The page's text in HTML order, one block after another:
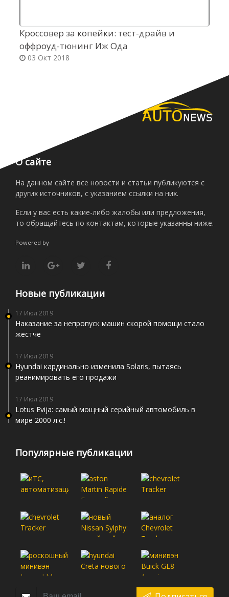
Кроссовер за копейки: тест-драйв и
оффроуд-тюнинг Иж Ода
03 Окт 2018
О сайте
На данном сайте все новости и статьи публикуются с
других источников, с указанием ссылки на них.
Если у вас есть какие-либо жалобы или предложения,
то обращайтесь по контактам, которые указанны ниже.
Powered by
Новые публикации
17 Июл 2019
Наказание за непропуск машин скорой помощи стало
жёстче
17 Июл 2019
Hyundai кардинально изменила Solaris, пытаясь
реанимировать его продажи
17 Июл 2019
Lotus Evija: самый мощный серийный автомобиль в
мире 2000 л.с.!
Популярные публикации